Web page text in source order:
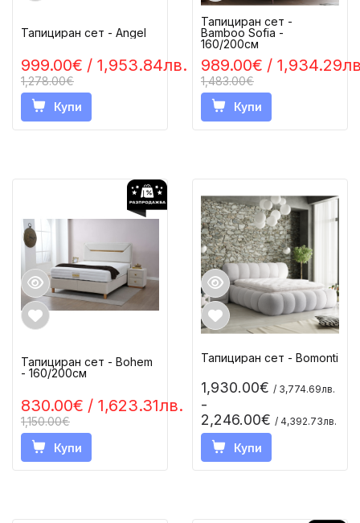
999.00€ / 1,953.84лв.
1,278.00€
Тапициран сет - Angel
Купи
989.00€ /
1,483.00€
Тапициран сет -
Bamboo Sofia -
160/200см
Купи
830.00€ / 1,623.31лв.
1,150.00€
Тапициран сет - Bohem
- 160/200см
Купи
1,930.00€ / 3,774.69лв.
-
2,246.00€ / 4,392.73лв.
Тапициран сет - Bomonti
Купи